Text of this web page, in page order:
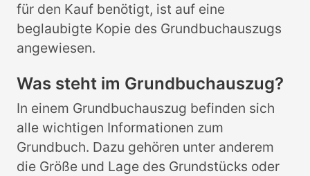
für den Kauf benötigt, ist auf eine
beglaubigte Kopie des Grundbuchauszugs
angewiesen.
Was steht im Grundbuchauszug?
In einem Grundbuchauszug befinden sich
alle wichtigen Informationen zum
Grundbuch. Dazu gehören unter anderem
die Größe und Lage des Grundstücks oder